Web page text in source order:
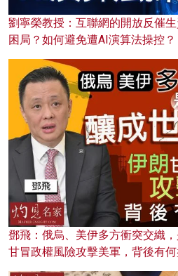
劉寧榮教授：互聯網的開放反催
困局？如何避免遭AI演算法操控？
鄧飛：俄烏、美伊多方衝突交織
甘冒政權風險攻擊美軍，背後有何